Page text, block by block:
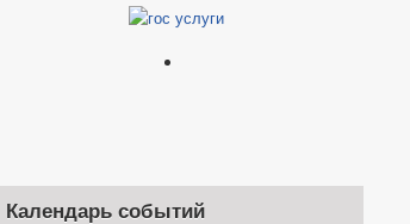
Календарь событий